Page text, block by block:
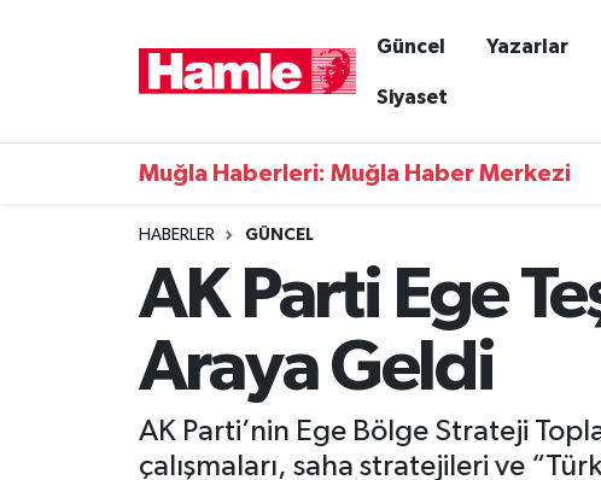
Güncel Yazarlar
Siyaset
Muğla Haberleri: Muğla Haber Merkezi
HABERLER GÜNCEL
AK Parti Ege
Araya Geldi
AK Parti’nin Ege Bölge Strateji
çalışmaları, saha stratejileri ve
Magazin
Muğla Haber
Muğla Nöbetçi Eczaneler
Muğla Trafik Yoğunluk Haritası
Süper Lig Puan Durumu ve Fikstür
Son Dakika Haberleri